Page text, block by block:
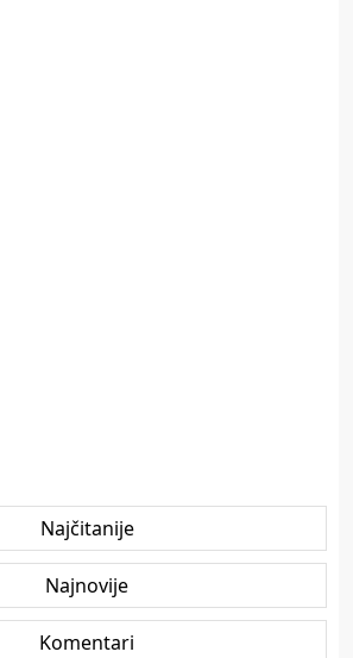
Najčitanije
Najnovije
Komentari